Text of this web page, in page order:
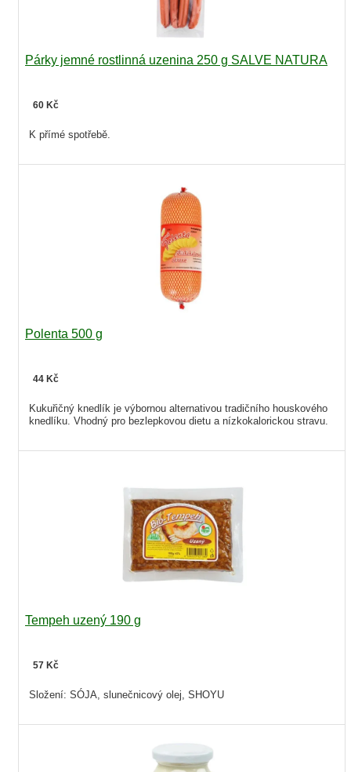
Párky jemné rostlinná uzenina 250 g SALVE NATURA
60 Kč
K přímé spotřebě.
Polenta 500 g
44 Kč
Kukuřičný knedlík je výbornou alternativou tradičního houskového
knedlíku. Vhodný pro bezlepkovou dietu a nízkokalorickou stravu.
Tempeh uzený 190 g
57 Kč
Složení: SÓJA, slunečnicový olej, SHOYU